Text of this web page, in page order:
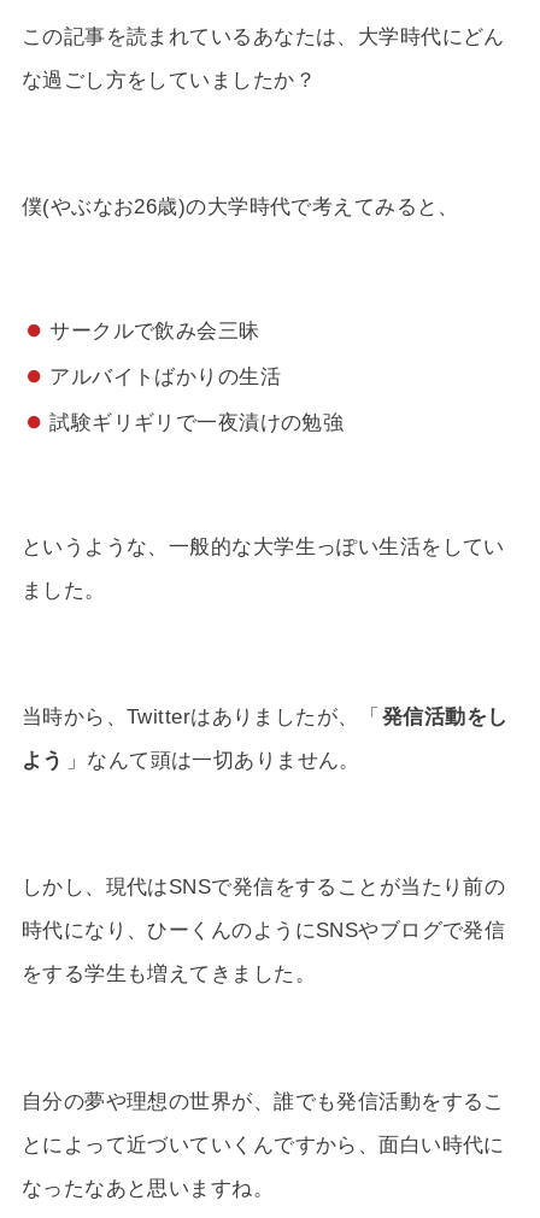
この記事を読まれているあなたは、大学時代にどん
な過ごし方をしていましたか？
僕(やぶなお26歳)の大学時代で考えてみると、
サークルで飲み会三昧
アルバイトばかりの生活
試験ギリギリで一夜漬けの勉強
というような、一般的な大学生っぽい生活をしてい
ました。
当時から、Twitterはありましたが、「 発信活動をし
よう 」なんて頭は一切ありません。
しかし、現代はSNSで発信をすることが当たり前の
時代になり、ひーくんのようにSNSやブログで発信
をする学生も増えてきました。
自分の夢や理想の世界が、誰でも発信活動をするこ
とによって近づいていくんですから、面白い時代に
なったなあと思いますね。